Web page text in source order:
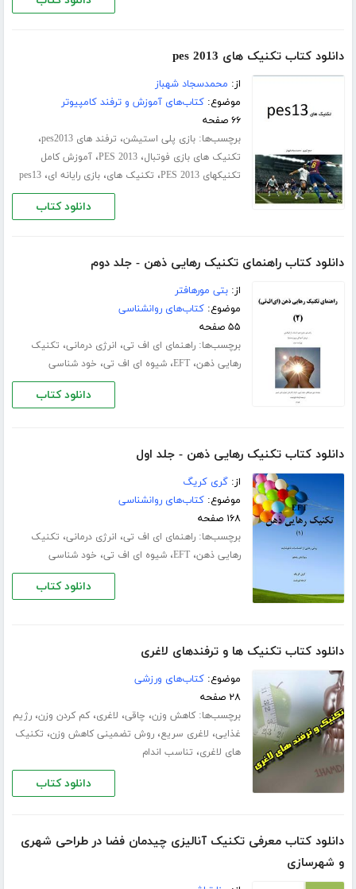
دانلود کتاب تکنیک های pes 2013
از: محمدسجاد شهباز
موضوع:کتاب‌های آموزش و ترفند کامپیوتر
۶۶ صفحه
برچسب‌ها:بازی پلی استیشن، ترفند های pes2013 ،
تکنیک های بازی فوتبال،PES 2013،آموزش کامل
تکنیکهای PES 2013
، تکنیک های،بازی رایانه ای،pes13
دانلود کتاب
دانلود کتاب راهنمای تکنیک رهایی ذهن - جلد دوم
از:بتی مورهافتر
موضوع:کتاب‌های روانشناسی
۵۵ صفحه
برچسب‌ها:راهنمای ای اف تی، انرژی درمانی، تکنیک
رهایی ذهن،EFT،شیوه ای اف تی، خود شناسی
دانلود کتاب
دانلود کتاب تکنیک رهایی ذهن - جلد اول
از:گری کریگ
موضوع:کتاب‌های روانشناسی
۱۶۸ صفحه
برچسب‌ها:راهنمای ای اف تی، انرژی درمانی، تکنیک
رهایی ذهن،EFT،شیوه ای اف تی، خود شناسی
دانلود کتاب
دانلود کتاب تکنیک ها و ترفندهای لاغری
موضوع:کتاب‌های ورزشی
۲۸ صفحه
برچسب‌ها:کاهش وزن، چاقی، لاغری،کم کردن وزن،رژیم
غذایی، لاغری سریع،روش تضمینی کاهش وزن، تکنیک
های لاغری، تناسب اندام
دانلود کتاب
دانلود کتاب معرفی تکنیک آنالیزی چیدمان فضا در طراحی شهری
و شهرسازی